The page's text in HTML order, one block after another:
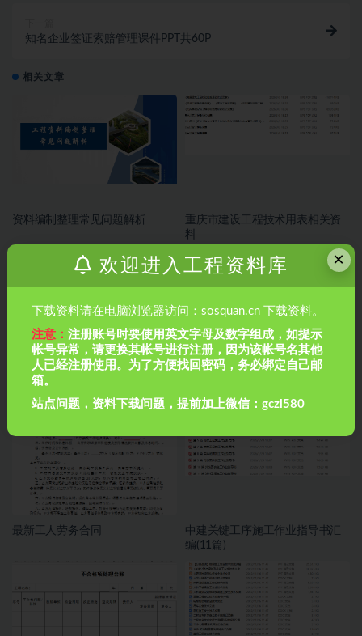
知名企业签证索赔管理课件PPT共60P
相关文章
资料编制整理常见问题解析
重庆市建设工程技术用表相关资
料
54个监理程序
最新工人劳务合同
中建关键工序施工作业指导书汇
编(11篇)
×
欢迎进入工程资料库
下载资料请在电脑浏览器访问：sosquan.cn 下载资料。
注意：注册账号时要使用英文字母及数字组成，如提示
帐号异常，请更换其帐号进行注册，因为该帐号名其他
人已经注册使用。为了方便找回密码，务必绑定自己邮
箱。
站点问题，资料下载问题，提前加上微信：gczl580